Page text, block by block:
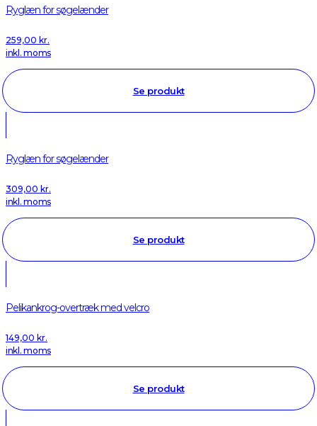
Ryglæn for søgelænder
259,00 kr.
inkl. moms
Se produkt
Ryglæn for søgelænder
309,00 kr.
inkl. moms
Se produkt
Pelikankrog-overtræk med velcro
149,00 kr.
inkl. moms
Se produkt